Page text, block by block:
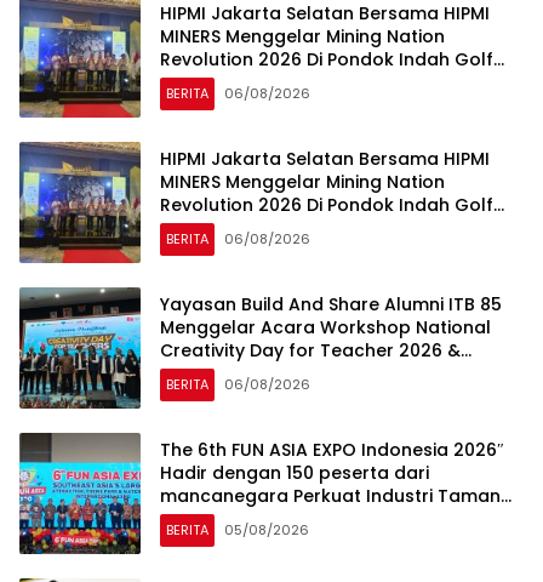
HIPMI Jakarta Selatan Bersama HIPMI
MINERS Menggelar Mining Nation
Revolution 2026 Di Pondok Indah Golf
Jakarta
BERITA 06/08/2026
HIPMI Jakarta Selatan Bersama HIPMI
MINERS Menggelar Mining Nation
Revolution 2026 Di Pondok Indah Golf
Jakarta
BERITA 06/08/2026
Yayasan Build And Share Alumni ITB 85
Menggelar Acara Workshop National
Creativity Day for Teacher 2026 &
Dibuka Resmi Pramono Anung (Gubernur
DKI Jakarta)
BERITA 06/08/2026
The 6th FUN ASIA EXPO Indonesia 2026″
Hadir dengan 150 peserta dari
mancanegara Perkuat Industri Taman
Rekreasi dan Ekosistem Pariwisata di
Tanah Air
BERITA 05/08/2026